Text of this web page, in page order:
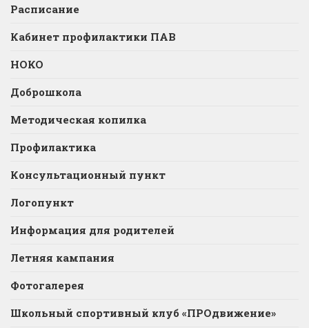
Расписание
Кабинет профилактики ПАВ
НОКО
Доброшкола
Методическая копилка
Профилактика
Консультационный пункт
Логопункт
Информация для родителей
Летняя кампания
Фотогалерея
Школьный спортивный клуб «ПРОдвижение»